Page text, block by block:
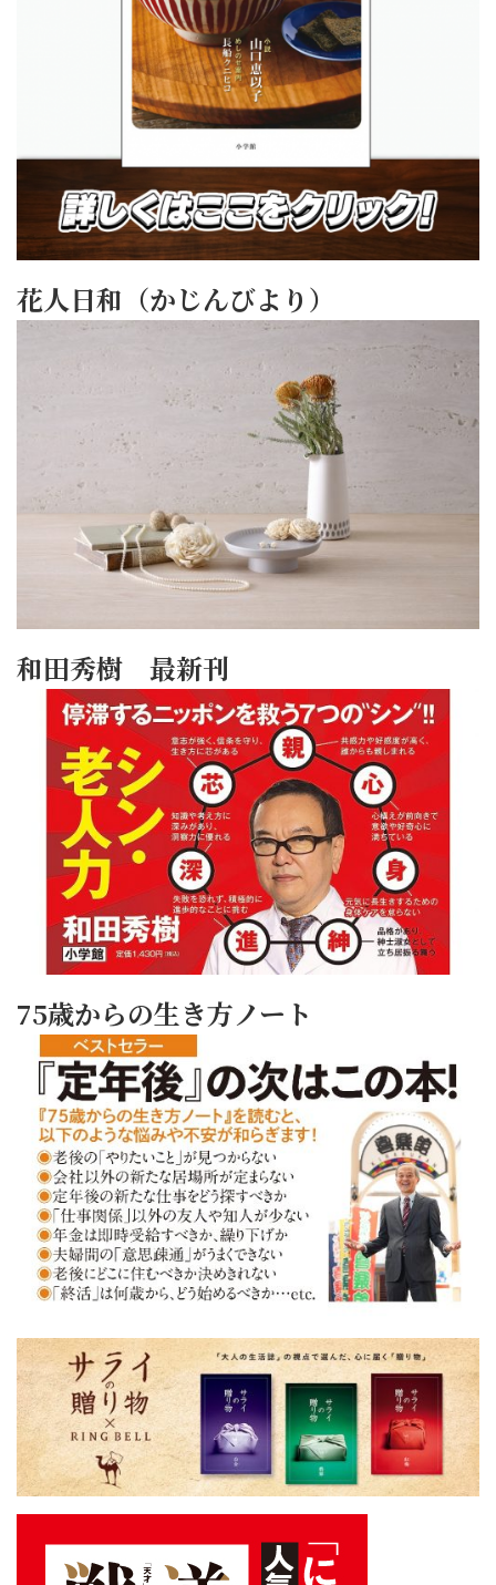
花人日和（かじんびより）
和田秀樹 最新刊
75歳からの生き方ノート